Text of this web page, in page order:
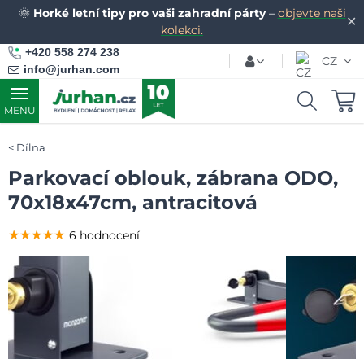
✕
🌞 Horké letní tipy pro vaši zahradní párty– objevte naši
kolekci.
+420 558 274 238
info@jurhan.com
CZ
MENU
Dílna
Parkovací oblouk, zábrana ODO,
70x18x47cm, antracitová
★★★★★
★★★★★
★★★★★ 6 hodnocení